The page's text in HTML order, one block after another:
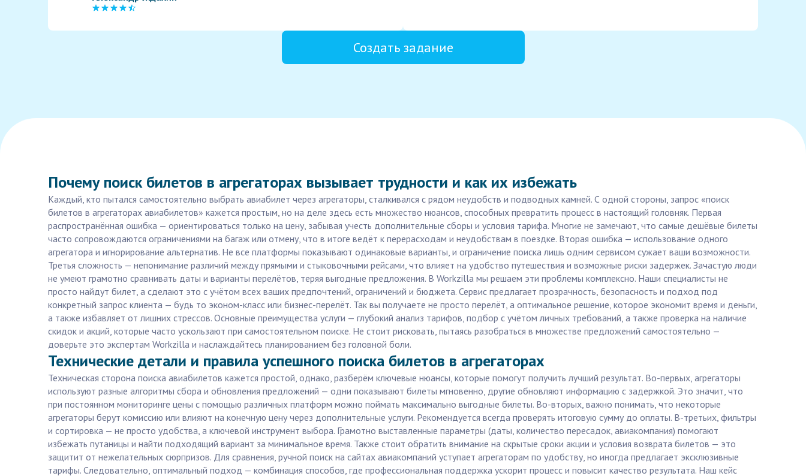
Создать задание
Почему поиск билетов в агрегаторах вызывает трудности и как их избежать
Каждый, кто пытался самостоятельно выбрать авиабилет через агрегаторы, сталкивался с рядом неудобств и подводных камней. С одной стороны, запрос «поиск
билетов в агрегаторах авиабилетов» кажется простым, но на деле здесь есть множество нюансов, способных превратить процесс в настоящий головняк. Первая
распространённая ошибка — ориентироваться только на цену, забывая учесть дополнительные сборы и условия тарифа. Многие не замечают, что самые дешёвые билеты
часто сопровождаются ограничениями на багаж или отмену, что в итоге ведёт к перерасходам и неудобствам в поездке. Вторая ошибка — использование одного
агрегатора и игнорирование альтернатив. Не все платформы показывают одинаковые варианты, и ограничение поиска лишь одним сервисом сужает ваши возможности.
Третья сложность — непонимание различий между прямыми и стыковочными рейсами, что влияет на удобство путешествия и возможные риски задержек. Зачастую люди
не умеют грамотно сравнивать даты и варианты перелётов, теряя выгодные предложения. В Workzilla мы решаем эти проблемы комплексно. Наши специалисты не
просто найдут билет, а сделают это с учётом всех ваших предпочтений, ограничений и бюджета. Сервис предлагает прозрачность, безопасность и подход под
конкретный запрос клиента — будь то эконом-класс или бизнес-перелёт. Так вы получаете не просто перелёт, а оптимальное решение, которое экономит время и деньги,
а также избавляет от лишних стрессов. Основные преимущества услуги — глубокий анализ тарифов, подбор с учётом личных требований, а также проверка на наличие
скидок и акций, которые часто ускользают при самостоятельном поиске. Не стоит рисковать, пытаясь разобраться в множестве предложений самостоятельно —
доверьте это экспертам Workzilla и наслаждайтесь планированием без головной боли.
Технические детали и правила успешного поиска билетов в агрегаторах
Техническая сторона поиска авиабилетов кажется простой, однако, разберём ключевые нюансы, которые помогут получить лучший результат. Во-первых, агрегаторы
используют разные алгоритмы сбора и обновления предложений — одни показывают билеты мгновенно, другие обновляют информацию с задержкой. Это значит, что
при постоянном мониторинге цены с помощью различных платформ можно поймать максимально выгодные билеты. Во-вторых, важно понимать, что некоторые
агрегаторы берут комиссию или влияют на конечную цену через дополнительные услуги. Рекомендуется всегда проверять итоговую сумму до оплаты. В-третьих, фильтры
и сортировка — не просто удобства, а ключевой инструмент выбора. Грамотно выставленные параметры (даты, количество пересадок, авиакомпания) помогают
избежать путаницы и найти подходящий вариант за минимальное время. Также стоит обратить внимание на скрытые сроки акции и условия возврата билетов — это
защитит от нежелательных сюрпризов. Для сравнения, ручной поиск на сайтах авиакомпаний уступает агрегаторам по удобству, но иногда предлагает эксклюзивные
тарифы. Следовательно, оптимальный подход — комбинация способов, где профессиональная поддержка ускорит процесс и повысит качество результата. Наш кейс